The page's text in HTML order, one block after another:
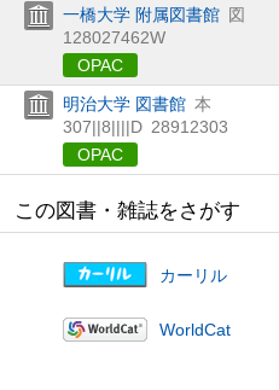
一橋大学 附属図書館 図
128027462W
OPAC
明治大学 図書館 本
307||8||||D 28912303
OPAC
この図書・雑誌をさがす
カーリル
WorldCat